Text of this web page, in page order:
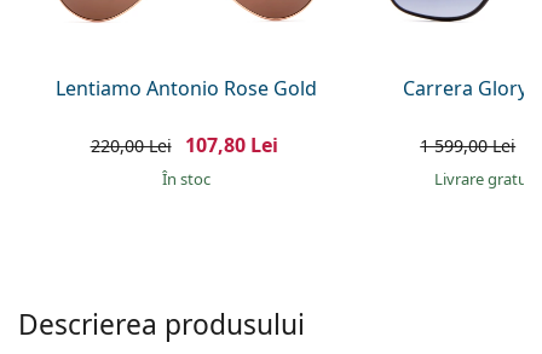
Persol
Lentiamo Antonio Rose Gold
220,00 Lei 107,80 Lei
În stoc
Carrera Glory
1 599,00 Lei
Livrare
Descrierea produsului